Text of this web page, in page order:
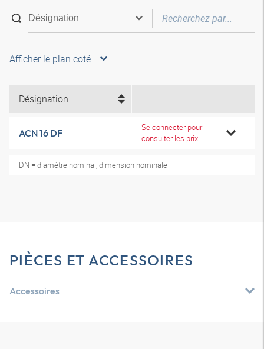
Afficher le plan coté
Désignation
ACN 16 DF
Se connecter pour
consulter les prix
DN = diamètre nominal, dimension nominale
PIÈCES ET ACCESSOIRES
Accessoires